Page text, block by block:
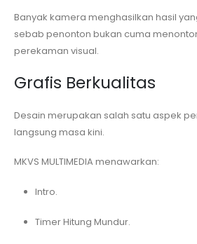
Banyak kamera menghasilkan hasil
sebab penonton bukan cuma
perekaman visual.
Grafis Berkualitas
Desain merupakan salah satu aspek
langsung masa kini.
MKVS MULTIMEDIA menawarkan:
Intro.
Timer Hitung Mundur.